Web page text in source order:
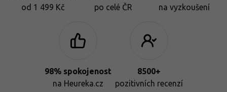
od 1 499 Kč
po celé ČR
na vyzkoušení
98% spokojenost
na Heureka.cz
8500+
pozitivních recenzí